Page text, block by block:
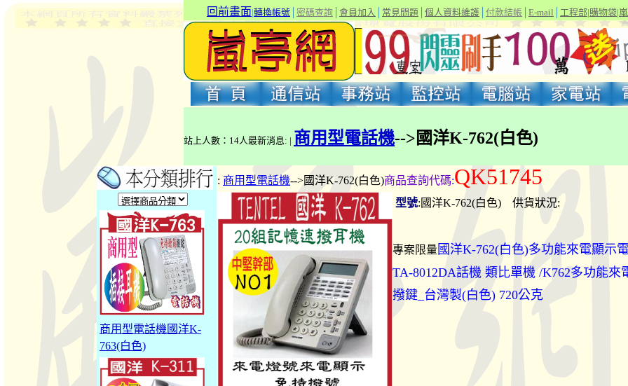
回前畫面|轉換帳號 密碼查詢 會員加入 常見問題 個人資料維護 付款結帳 E-mail 工程部|購物袋|
站上人數：14人最新消息: | 商用型電話機-->國洋K-762(白色)
商用型電話機國洋K-
763(白色)
: 商用型電話機-->國洋K-762(白色)商品查詢代碼:QK51745
型號:國洋K-762(白色) 供貨狀況:
專案限量國洋K-762(白色)多功能來電顯示
TA-8012DA話機 類比單機 /K762多功能來
撥鍵_台灣製(白色) 720公克